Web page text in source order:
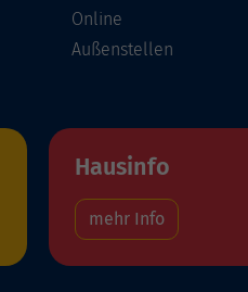
Online
Außenstellen
Hausinfo
mehr Info